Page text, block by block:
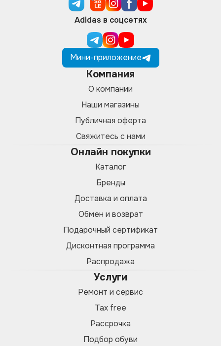
Adidas в соцсетях
Мини-приложение
Компания
О компании
Наши магазины
Публичная оферта
Свяжитесь с нами
Онлайн покупки
Каталог
Бренды
Доставка и оплата
Обмен и возврат
Подарочный сертификат
Дисконтная программа
Распродажа
Услуги
Ремонт и сервис
Tax free
Рассрочка
Подбор обуви